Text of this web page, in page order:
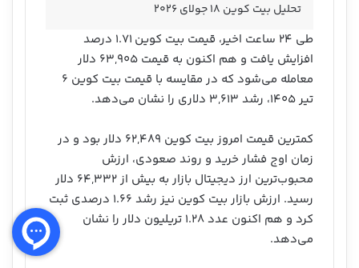
تحلیل بیت کوین ۱۸ جولای ۲۰۲۶
طی ۲۴ ساعت اخیر، قیمت بیت کوین ۱.۷۱ درصد
افزایش یافت و هم اکنون به قیمت ۶۳,۹۰۵ دلار
معامله می‌شود که در مقایسه با قیمت بیت کوین ۶
تیر ۱۴۰۵، رشد ۳,۶۱۳ دلاری را نشان می‌دهد.
کمترین قیمت امروز بیت کوین ۶۲,۴۸۹ دلار بود و در
زمان اوج فشار خرید و روند صعودی، ارزش
محبوب‌ترین ارز دیجیتال بازار به بیش از ۶۴,۳۳۲ دلار
رسید. ارزش بازار بیت کوین نیز رشد ۱.۶۶ درصدی ثبت
کرد و هم اکنون عدد ۱.۲۸ تریلیون دلار را نشان
می‌دهد.